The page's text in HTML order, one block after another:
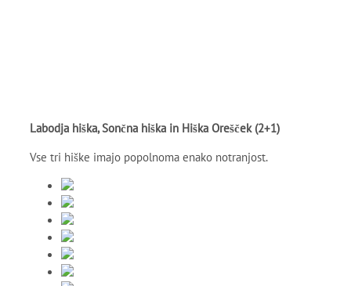
Labodja hiška, Sončna hiška in Hiška Orešček (2+1)
Vse tri hiške imajo popolnoma enako notranjost.